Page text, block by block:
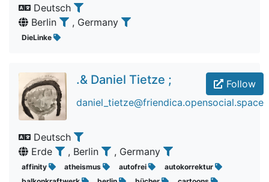
Deutsch
Berlin
, Germany
DieLinke
Follow
.& Daniel Tietze ;
daniel_tietze@friendica.opensocial.space
Deutsch
Erde
, Berlin , Germany
affinity atheismus autofrei
autokorrektur